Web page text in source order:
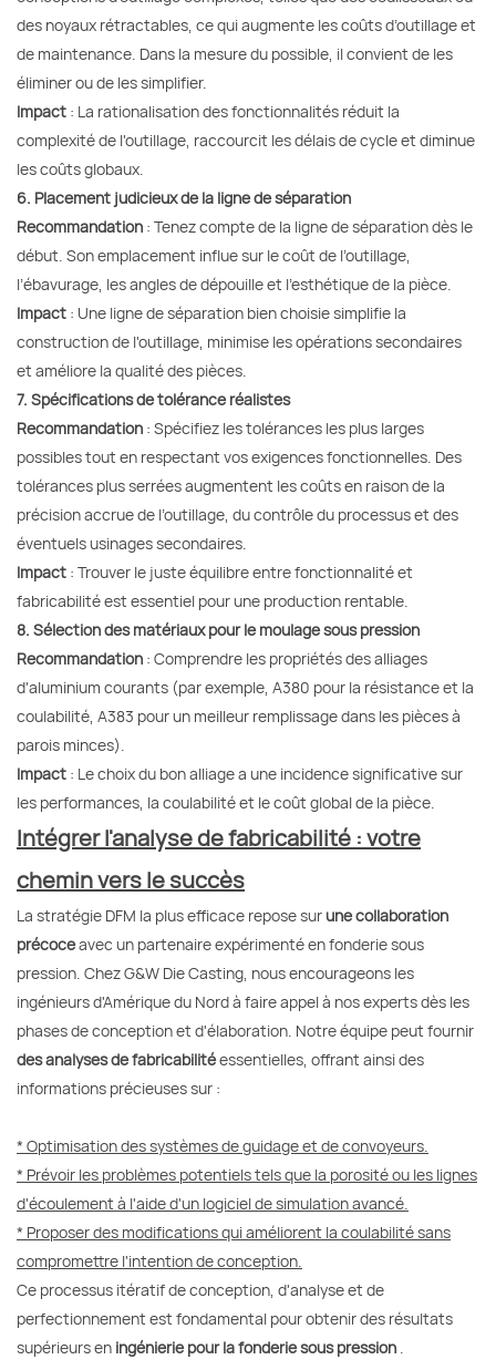
des noyaux rétractables, ce qui augmente les coûts d’outillage et
de maintenance. Dans la mesure du possible, il convient de les
éliminer ou de les simplifier.
Impact : La rationalisation des fonctionnalités réduit la
complexité de l'outillage, raccourcit les délais de cycle et diminue
les coûts globaux.
6. Placement judicieux de la ligne de séparation
Recommandation : Tenez compte de la ligne de séparation dès le
début. Son emplacement influe sur le coût de l’outillage,
l’ébavurage, les angles de dépouille et l’esthétique de la pièce.
Impact : Une ligne de séparation bien choisie simplifie la
construction de l'outillage, minimise les opérations secondaires
et améliore la qualité des pièces.
7. Spécifications de tolérance réalistes
Recommandation : Spécifiez les tolérances les plus larges
possibles tout en respectant vos exigences fonctionnelles. Des
tolérances plus serrées augmentent les coûts en raison de la
précision accrue de l’outillage, du contrôle du processus et des
éventuels usinages secondaires.
Impact : Trouver le juste équilibre entre fonctionnalité et
fabricabilité est essentiel pour une production rentable.
8. Sélection des matériaux pour le moulage sous pression
Recommandation : Comprendre les propriétés des alliages
d'aluminium courants (par exemple, A380 pour la résistance et la
coulabilité, A383 pour un meilleur remplissage dans les pièces à
parois minces).
Impact : Le choix du bon alliage a une incidence significative sur
les performances, la coulabilité et le coût global de la pièce.
Intégrer l'analyse de fabricabilité : votre
chemin vers le succès
La stratégie DFM la plus efficace repose surune collaboration
précoceavec un partenaire expérimenté en fonderie sous
pression. Chez G&W Die Casting, nous encourageons les
ingénieurs d'Amérique du Nord à faire appel à nos experts dès les
phases de conception et d'élaboration. Notre équipe peut fournir
des analyses de fabricabilitéessentielles, offrant ainsi des
informations précieuses sur :
* Optimisation des systèmes de guidage et de convoyeurs.
* Prévoir les problèmes potentiels tels que la porosité ou les lignes
d'écoulement à l'aide d'un logiciel de simulation avancé.
* Proposer des modifications qui améliorent la coulabilité sans
compromettre l'intention de conception.
Ce processus itératif de conception, d'analyse et de
perfectionnement est fondamental pour obtenir des résultats
supérieurs en ingénierie pour la fonderie sous pression .